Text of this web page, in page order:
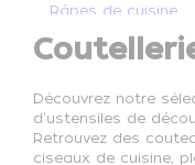
Râpes de cuisine
Ciseaux de cuisine
Planche à
Coupe frites
Découvrez notre
d'ustensiles de
Retrouvez des
ciseaux de cuisine,